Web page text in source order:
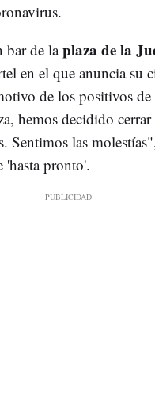
bar de laplaza de la
en el que anuncia su
de los positivos de
hemos decidido cerrar
Sentimos las
'hasta pronto'.